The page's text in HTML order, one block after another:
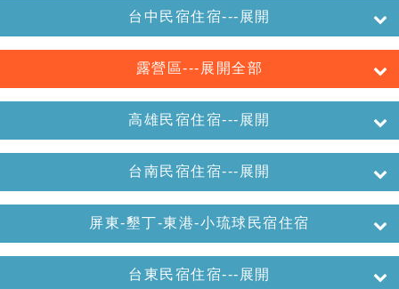
台中民宿住宿---展開
露營區---展開全部
高雄民宿住宿---展開
台南民宿住宿---展開
屏東-墾丁-東港-小琉球民宿住宿
台東民宿住宿---展開